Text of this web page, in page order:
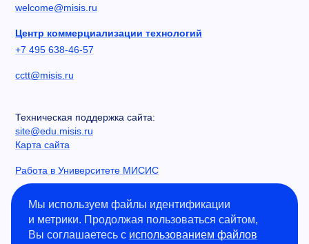
welcome@misis.ru
Центр коммерциализации технологий
+7 495 638-46-57
cctt@misis.ru
Техническая поддержка сайта:
site@edu.misis.ru
Карта сайта
Работа в Университете МИСИС
Сведения об образовательной организации
Информация о закупках
Противодействие коррупции
Мы используем файлы идентификации
и метрики. Продолжая пользоваться сайтом,
Вы соглашаетесь с использованием файлов